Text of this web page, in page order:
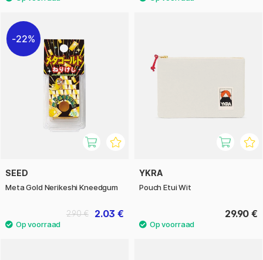
22%
SEED
Meta Gold Nerikeshi Kneedgum
2.03 €
2.90 €
YKRA
Pouch Etui Wit
29.90 €